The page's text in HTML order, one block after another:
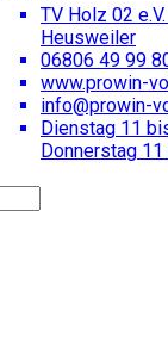
TV Holz 02
Heusweiler
06806 49 99
www.prowin-
info@prowin-
Dienstag 11
Donnerstag